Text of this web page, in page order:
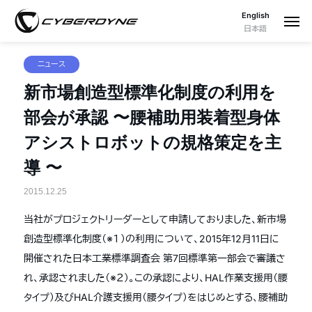
English
日本語
ニュース
新市場創造型標準化制度の利用を
部会が承認 〜腰補助用装着型身体
アシストロボットの規格策定を主
導 〜
2015.12.25
当社がプロジェクトリーダーとして申請しておりました、新市場
創造型標準化制度（※１）の利用について、2015年12月11日に
開催された日本工業標準調査会 第7回標準第一部会で審議さ
れ、承認されました（※２）。この承認により、HAL作業支援用（腰
タイプ）及びHAL介護支援用（腰タイプ）をはじめとする、腰補助